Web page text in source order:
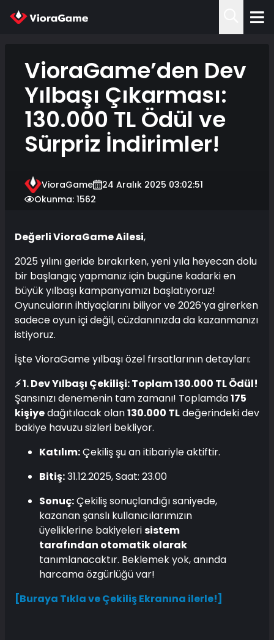
VioraGame’den Dev
Yılbaşı Çıkarması:
130.000 TL Ödül ve
Sürpriz İndirimler!
VioraGame
24 Aralık 2025 03:02:51
Okunma: 1562
Değerli VioraGame Ailesi,
2025 yılını geride bırakırken, yeni yıla heyecan dolu
bir başlangıç yapmanız için bugüne kadarki en
büyük yılbaşı kampanyamızı başlatıyoruz!
Oyuncuların ihtiyaçlarını biliyor ve 2026’ya girerken
sadece oyun içi değil, cüzdanınızda da kazanmanızı
istiyoruz.
İşte VioraGame yılbaşı özel fırsatlarının detayları:
⚡ 1. Dev Yılbaşı Çekilişi: Toplam 130.000 TL Ödül!
Şansınızı denemenin tam zamanı! Toplamda175
kişiyedağıtılacak olan130.000 TLdeğerindeki dev
bakiye havuzu sizleri bekliyor.
Katılım:Çekiliş şu an itibariyle aktiftir.
Bitiş:31.12.2025, Saat: 23.00
Sonuç:Çekiliş sonuçlandığı saniyede,
kazanan şanslı kullanıcılarımızın
üyeliklerine bakiyelerisistem
tarafından otomatik olarak
tanımlanacaktır. Beklemek yok, anında
harcama özgürlüğü var!
[Buraya Tıkla ve Çekiliş Ekranına ilerle!]